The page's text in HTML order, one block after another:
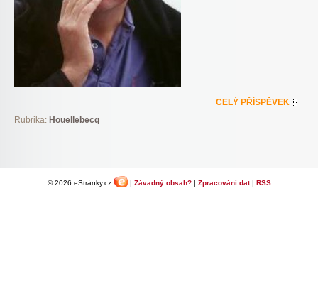
CELÝ PŘÍSPĚVEK
Rubrika: Houellebecq
© 2026 eStránky.cz | Závadný obsah?| Zpracování dat| RSS